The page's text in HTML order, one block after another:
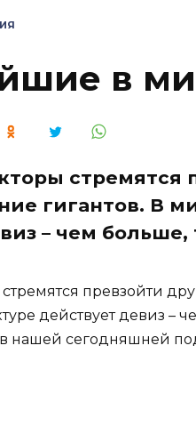
в
стремятся
гигантов. В
– чем
стремятся превзойти
действует девиз –
нашей сегодняшней